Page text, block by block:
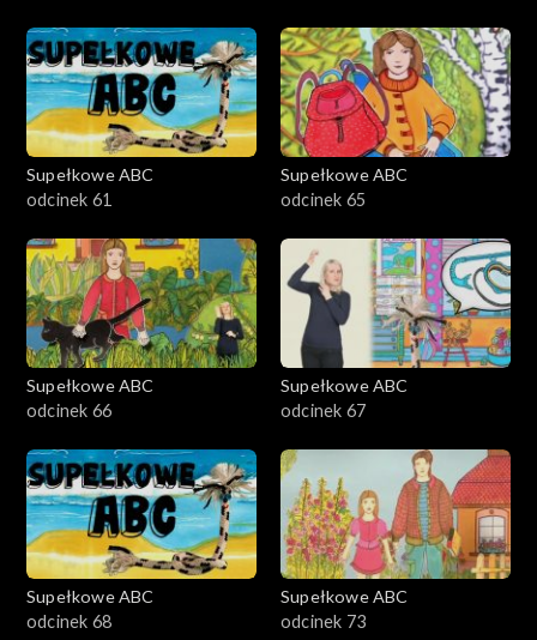
Supełkowe ABC
odcinek 61
Supełkowe ABC
odcinek 65
Supełkowe ABC
odcinek 66
Supełkowe ABC
odcinek 67
Supełkowe ABC
odcinek 68
Supełkowe ABC
odcinek 73